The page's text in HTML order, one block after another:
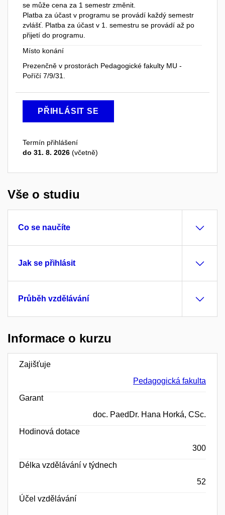
se může cena za 1 semestr změnit.
Platba za účast v programu se provádí každý semestr
zvlášť. Platba za účast v 1. semestru se provádí až po
přijetí do programu.
Místo konání
Prezenčně v prostorách Pedagogické fakulty MU -
Poříčí 7/9/31.
PŘIHLÁSIT SE
Termín přihlášení
do 31. 8. 2026 (včetně)
Vše o studiu
Co se naučíte
Jak se přihlásit
Průběh vzdělávání
Informace o kurzu
Zajišťuje
Pedagogická fakulta
Garant
doc. PaedDr. Hana Horká, CSc.
Hodinová dotace
300
Délka vzdělávání v týdnech
52
Účel vzdělávání